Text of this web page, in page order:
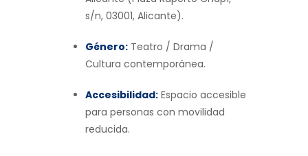
s/n, 03001, Alicante).
Género: Teatro / Drama /
Cultura contemporánea.
Accesibilidad: Espacio accesible
para personas con movilidad
reducida.